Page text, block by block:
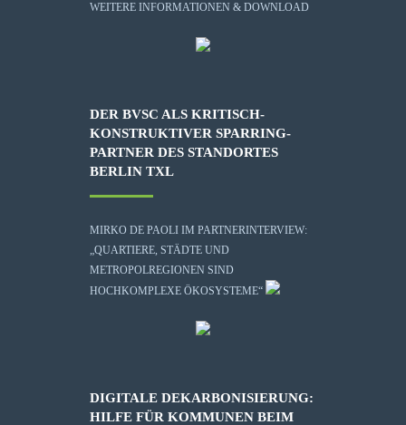
WEITERE INFORMATIONEN & DOWNLOAD
DER BVSC ALS KRITISCH-
KONSTRUKTIVER SPARRING-
PARTNER DES STANDORTES
BERLIN TXL
MIRKO DE PAOLI IM PARTNERINTERVIEW:
„QUARTIERE, STÄDTE UND
METROPOLREGIONEN SIND
HOCHKOMPLEXE ÖKOSYSTEME“
DIGITALE DEKARBONISIERUNG:
HILFE FÜR KOMMUNEN BEIM